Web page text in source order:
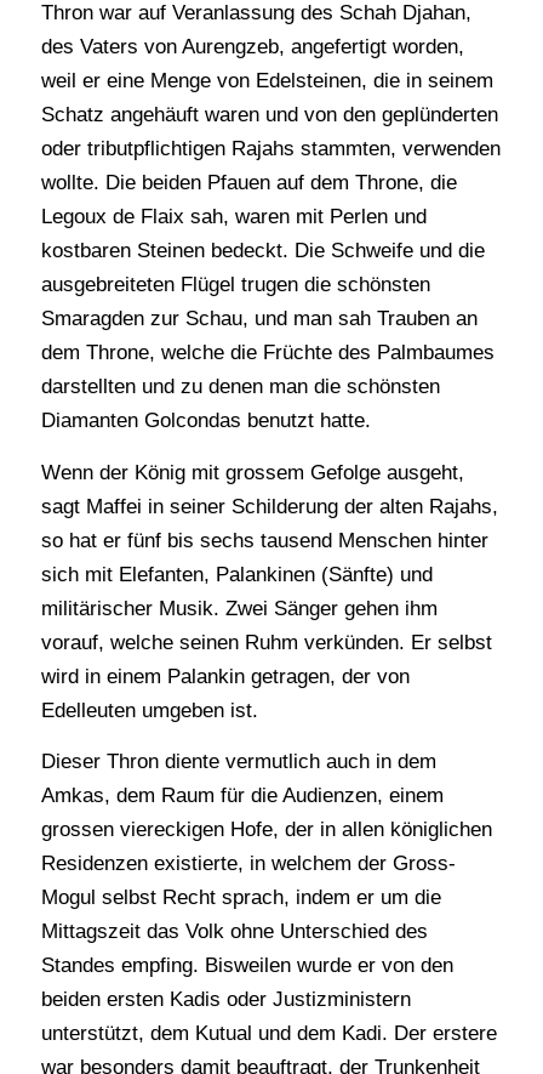
Thron war auf Veranlassung des Schah Djahan,
des Vaters von Aurengzeb, angefertigt worden,
weil er eine Menge von Edelsteinen, die in seinem
Schatz angehäuft waren und von den geplünderten
oder tributpflichtigen Rajahs stammten, verwenden
wollte. Die beiden Pfauen auf dem Throne, die
Legoux de Flaix sah, waren mit Perlen und
kostbaren Steinen bedeckt. Die Schweife und die
ausgebreiteten Flügel trugen die schönsten
Smaragden zur Schau, und man sah Trauben an
dem Throne, welche die Früchte des Palmbaumes
darstellten und zu denen man die schönsten
Diamanten Golcondas benutzt hatte.
Wenn der König mit grossem Gefolge ausgeht,
sagt Maffei in seiner Schilderung der alten Rajahs,
so hat er fünf bis sechs tausend Menschen hinter
sich mit Elefanten, Palankinen (Sänfte) und
militärischer Musik. Zwei Sänger gehen ihm
vorauf, welche seinen Ruhm verkünden. Er selbst
wird in einem Palankin getragen, der von
Edelleuten umgeben ist.
Dieser Thron diente vermutlich auch in dem
Amkas, dem Raum für die Audienzen, einem
grossen viereckigen Hofe, der in allen königlichen
Residenzen existierte, in welchem der Gross-
Mogul selbst Recht sprach, indem er um die
Mittagszeit das Volk ohne Unterschied des
Standes empfing. Bisweilen wurde er von den
beiden ersten Kadis oder Justizministern
unterstützt, dem Kutual und dem Kadi. Der erstere
war besonders damit beauftragt, der Trunkenheit